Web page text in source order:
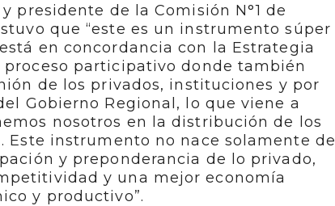
presidente de la Comisión N°1 de
que “este es un instrumento súper
en concordancia con la Estrategia
proceso participativo donde también
de los privados, instituciones y por
Gobierno Regional, lo que viene a
nosotros en la distribución de los
Este instrumento no nace solamente de
y preponderancia de lo privado,
y una mejor economía
y productivo”.